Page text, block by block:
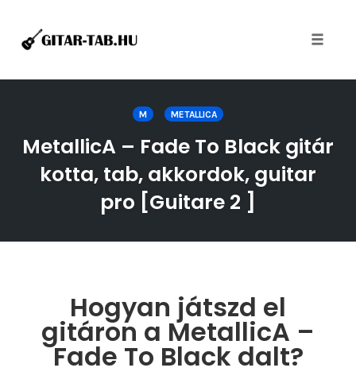
M METALLICA
MetallicA – Fade To Black gitár
kotta, tab, akkordok, guitar
pro [Guitare 2 ]
Hogyan játszd el
gitáron a MetallicA –
Fade To Black dalt?